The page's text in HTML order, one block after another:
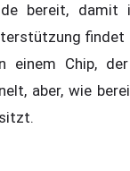
bereit, damit
findet
einem Chip,
aber, wie